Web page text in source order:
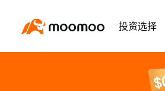
投资选择